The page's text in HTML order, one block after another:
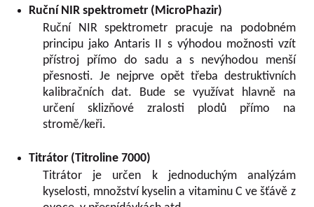
Ruční NIR spektrometr (MicroPhazir)
Ruční NIR spektrometr pracuje na podobném
principu jako Antaris II s výhodou možnosti vzít
přístroj přímo do sadu a s nevýhodou menší
přesnosti. Je nejprve opět třeba destruktivních
kalibračních dat. Bude se využívat hlavně na
určení sklizňové zralosti plodů přímo na
stromě/keři.
Titrátor (Titroline 7000)
Titrátor je určen k jednoduchým analýzám
kyselosti, množství kyselin a vitaminu C ve šťávě z